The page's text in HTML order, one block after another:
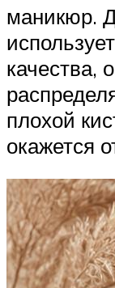
маникюр.
качества,
плохой
окажется